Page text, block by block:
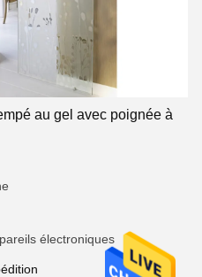
au gel avec poignée à
électroniques